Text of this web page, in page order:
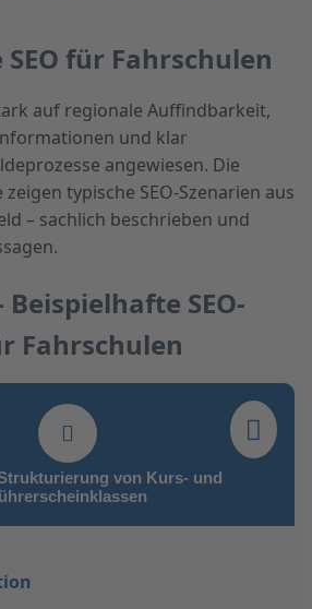
für Fahrschulen
auf regionale Auffindbarkeit,
und klar
angewiesen. Die
typische SEO-Szenarien aus
– sachlich beschrieben und
SEO-
Fahrschulen
von Kurs- und